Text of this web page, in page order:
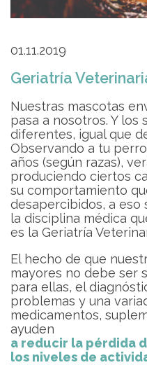
01.11.2019
Geriatría
Nuestras mascotas
pasa a nosotros. Y los
diferentes, igual que
Observando a tu
años (según razas),
produciendo ciertos
su comportamiento
desapercibidos, a
la disciplina médica
es la Geriatría
El hecho de que
mayores no debe ser
para ellas, el
problemas y una
medicamentos,
ayuden
a reducir la pérdida
los niveles de